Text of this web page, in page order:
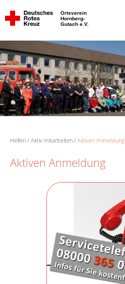
Ortsverein
Hornberg-
Gutach e.V.
Helfen Aktiv mitarbeiten Aktiven Anmeldung
Aktiven Anmeldung